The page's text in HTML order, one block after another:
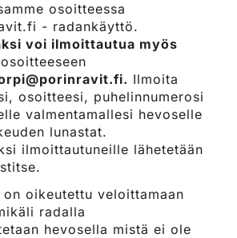
osoitteessa
- radankäyttö.
voi ilmoittautua myös
Ilmoita
osoitteesi, puhelinnumerosi
valmentamallesi hevoselle
lunastat.
ilmoittautuneille lähetetään
on oikeutettu veloittamaan
radalla
hevosella mistä ei ole